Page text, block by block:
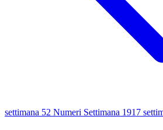
settimana 52 Numeri Settimana 1917